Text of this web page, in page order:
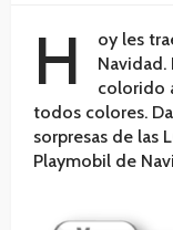
H
oy les
colorido
todos colores.
sorpresas de las
Playmobil de